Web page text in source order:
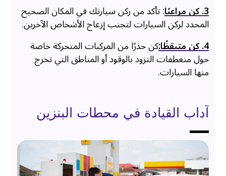
3. كن مراعيًا
: تأكد من ركن سيارتك في المكان الصحيح
المحدد لركن السيارات لتجنب إزعاج الأشخاص الآخرين.
4. كن متيقظًا:
كن حذرًا من المركبات المتحركة خاصة
حول منعطفات التزود بالوقود أو المناطق التي تخرج
منها السيارات.
آداب القيادة في محطات البنزين